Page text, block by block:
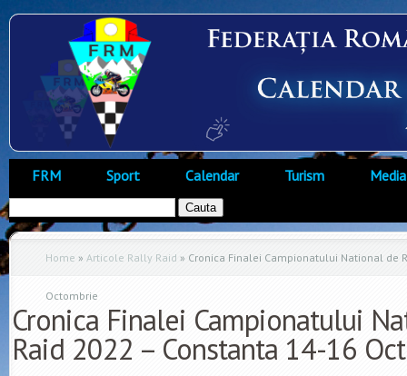
FRM Sport Calendar Turism Media
Home » Articole Rally Raid » Cronica Finalei Campionatului National de
Octombrie
Cronica Finalei Campionatului
Raid 2022 – Constanta 14-16